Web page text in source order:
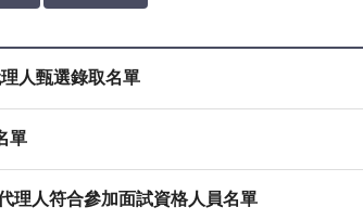
人甄選錄取名單
單
理人符合參加面試資格人員名單